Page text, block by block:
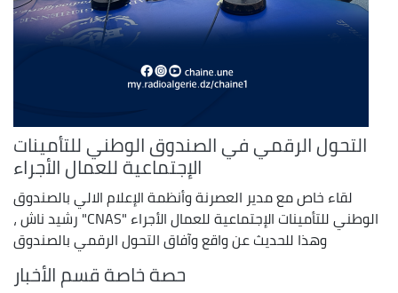
التحول الرقمي في الصندوق الوطني للتأمينات
الإجتماعية للعمال الأجراء
لقاء خاص مع مدير العصرنة وأنظمة الإعلام الالي بالصندوق
الوطني للتأمينات الإجتماعية للعمال الأجراء "CNAS" رشيد ناش ،
وهذا للحديث عن واقع وآفاق التحول الرقمي بالصندوق
حصة خاصة قسم الأخبار